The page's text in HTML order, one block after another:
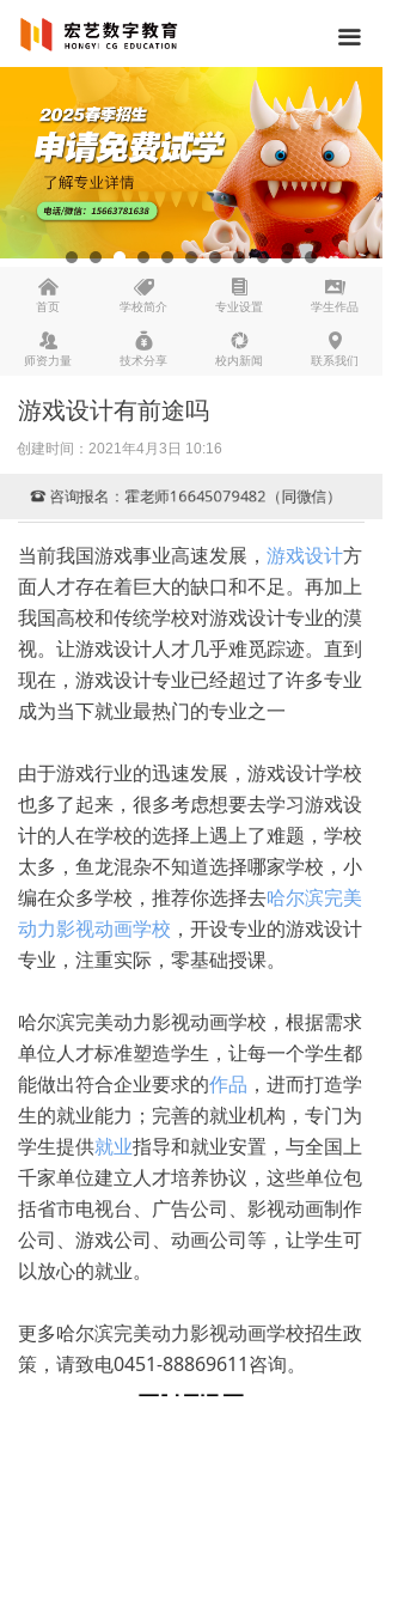
낀
首页
뀄
学校简介
뀴
专业设置
끡
学生作品
뀡
师资力量
낐
技术分享
넆
校内新闻
넹
联系我们
끀
游戏设计有前途吗
创建时间： 2021年4月3日 10:16
当前我国游戏事业高速发展， 游戏设计方
面人才存在着巨大的缺口和不足。再加上
我国高校和传统学校对游戏设计专业的漠
视。让游戏设计人才几乎难觅踪迹。直到
现在，游戏设计专业已经超过了许多专业
成为当下就业最热门的专业之一
由于游戏行业的迅速发展，游戏设计学校
也多了起来，很多考虑想要去学习游戏设
计的人在学校的选择上遇上了难题，学校
太多，鱼龙混杂不知道选择哪家学校，小
编在众多学校，推荐你选择去哈尔滨完美
动力影视动画学校 ，开设专业的游戏设计
专业，注重实际，零基础授课。
哈尔滨完美动力影视动画学校，根据需求
单位人才标准塑造学生，让每一个学生都
能做出符合企业要求的作品 ，进而打造学
生的就业能力；完善的就业机构，专门为
学生提供就业指导和就业安置，与全国上
千家单位建立人才培养协议，这些单位包
括省市电视台、广告公司、影视动画制作
公司、游戏公司、动画公司等，让学生可
以放心的就业。
更多哈尔滨完美动力影视动画学校招生政
策，请致电0451-88869611咨询。
뀰 咨询报名：霍老师16645079482（同微信）